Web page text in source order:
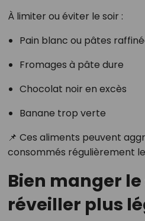
À limiter ou éviter le soir :
Pain blanc ou pâtes
Fromages à pâte dure
Chocolat noir en excès
Banane trop verte
📌 Ces aliments peuvent
consommés régulièrement
Bien manger le
réveiller plus